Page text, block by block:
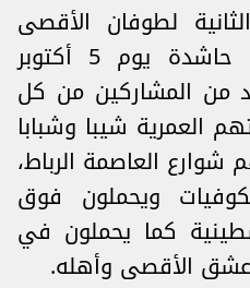
لطوفان الأقصى
المجيد بمسيرة شعبية حاشدة يوم 5 أكتوبر
من المشاركين من كل
العمرية شيبا وشبابا
العاصمة الرباط،
ويحملون فوق
كما يحملون في
الأقصى وأهله.